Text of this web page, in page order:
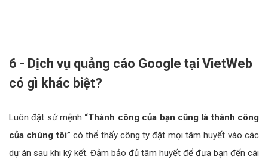
6 - Dịch vụ quảng cáo Google tại VietWeb
có gì khác biệt?
Luôn đặt sứ mệnh “Thành công của bạn cũng là thành công
của chúng tôi” có thể thấy công ty đặt mọi tâm huyết vào các
dự án sau khi ký kết. Đảm bảo đủ tâm huyết để đưa bạn đến cái